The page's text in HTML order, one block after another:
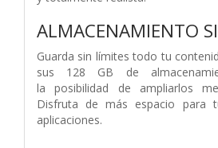
ALMACENAMIENTO
Guarda sin límites todo tu
sus 128 GB de
laposibilidad de ampliarlos
Disfruta de más espacio para
aplicaciones.